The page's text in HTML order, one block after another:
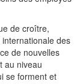
de croître,
des
de nouvelles
au niveau
se forment et